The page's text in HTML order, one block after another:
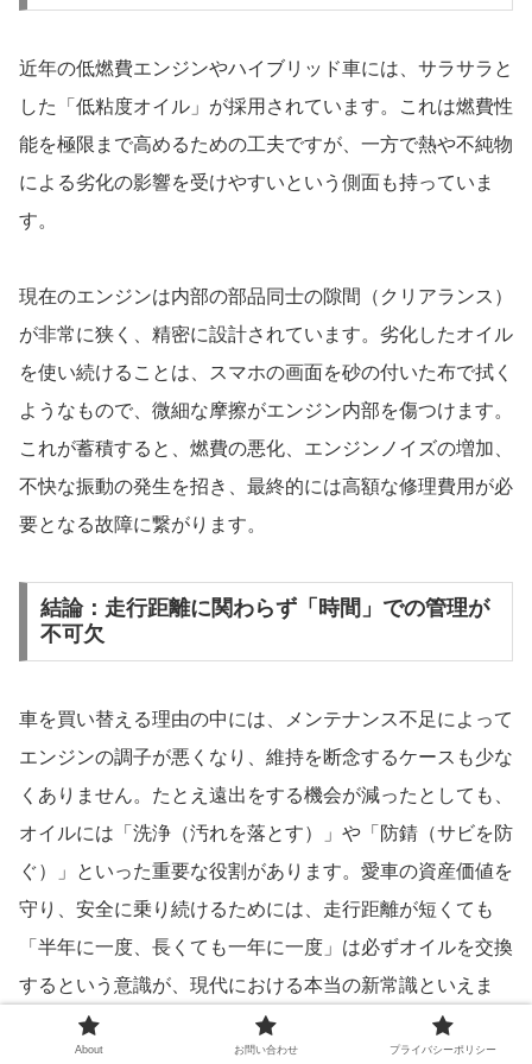
近年の低燃費エンジンやハイブリッド車には、サラサラと
した「低粘度オイル」が採用されています。これは燃費性
能を極限まで高めるための工夫ですが、一方で熱や不純物
による劣化の影響を受けやすいという側面も持っていま
す。
現在のエンジンは内部の部品同士の隙間（クリアランス）
が非常に狭く、精密に設計されています。劣化したオイル
を使い続けることは、スマホの画面を砂の付いた布で拭く
ようなもので、微細な摩擦がエンジン内部を傷つけます。
これが蓄積すると、燃費の悪化、エンジンノイズの増加、
不快な振動の発生を招き、最終的には高額な修理費用が必
要となる故障に繋がります。
結論：走行距離に関わらず「時間」での管理が
不可欠
車を買い替える理由の中には、メンテナンス不足によって
エンジンの調子が悪くなり、維持を断念するケースも少な
くありません。たとえ遠出をする機会が減ったとしても、
オイルには「洗浄（汚れを落とす）」や「防錆（サビを防
ぐ）」といった重要な役割があります。愛車の資産価値を
守り、安全に乗り続けるためには、走行距離が短くても
「半年に一度、長くても一年に一度」は必ずオイルを交換
するという意識が、現代における本当の新常識といえま
About お問い合わせ プライバシーポリシー